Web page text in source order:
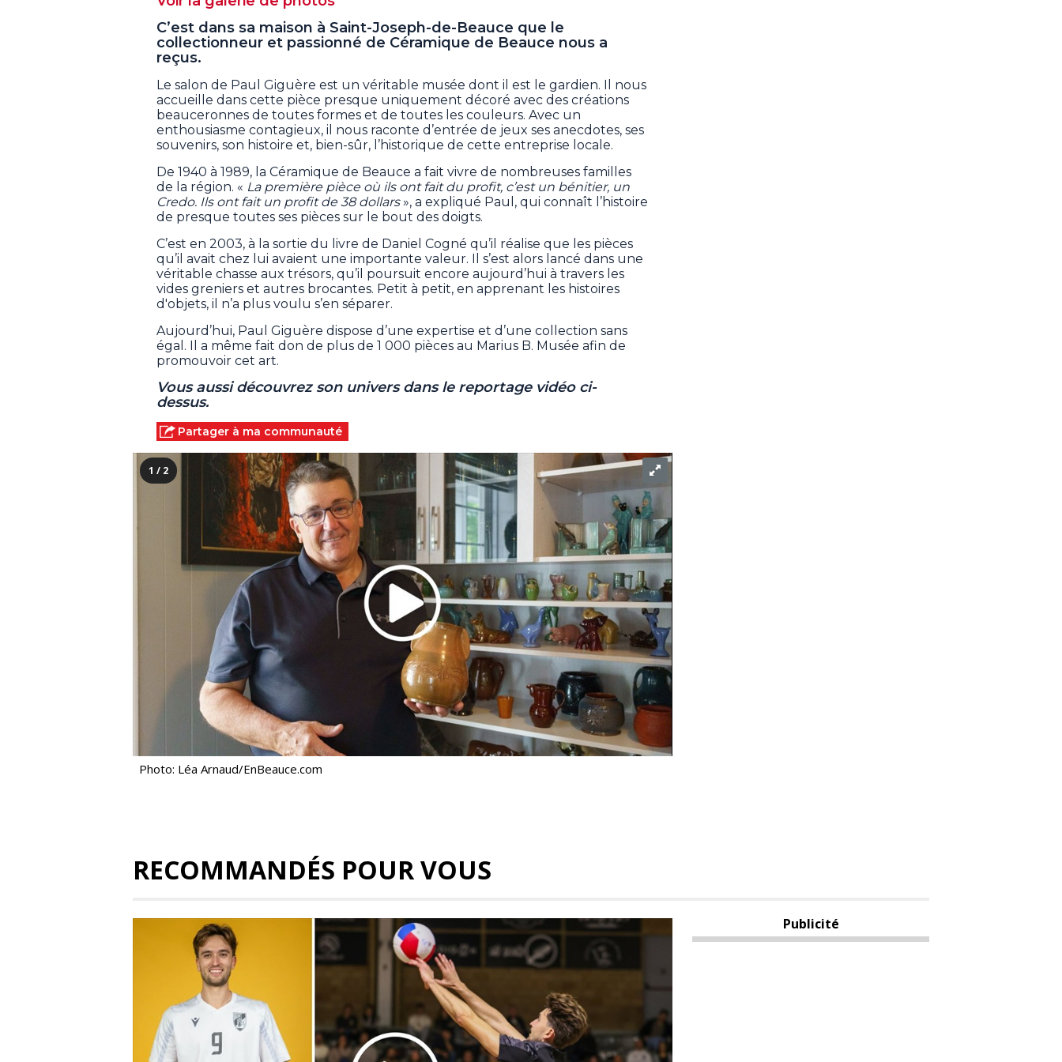
C’est dans sa maison à Saint-Joseph-de-Beauce que le
collectionneur et passionné de Céramique de Beauce nous a
reçus.
Le salon de Paul Giguère est un véritable musée dont il est le gardien. Il nous
accueille dans cette pièce presque uniquement décoré avec des créations
beauceronnes de toutes formes et de toutes les couleurs. Avec un
enthousiasme contagieux, il nous raconte d’entrée de jeux ses anecdotes, ses
souvenirs, son histoire et, bien-sûr, l’historique de cette entreprise locale.
De 1940 à 1989, la Céramique de Beauce a fait vivre de nombreuses familles
de la région. « La première pièce où ils ont fait du profit, c’est un bénitier, un
Credo. Ils ont fait un profit de 38 dollars», a expliqué Paul, qui connaît l’histoire
de presque toutes ses pièces sur le bout des doigts.
C’est en 2003, à la sortie du livre de Daniel Cogné qu’il réalise que les pièces
qu’il avait chez lui avaient une importante valeur. Il s’est alors lancé dans une
véritable chasse aux trésors, qu’il poursuit encore aujourd’hui à travers les
vides greniers et autres brocantes. Petit à petit, en apprenant les histoires
d'objets, il n’a plus voulu s’en séparer.
Aujourd’hui, Paul Giguère dispose d’une expertise et d’une collection sans
égal. Il a même fait don de plus de 1 000 pièces au Marius B. Musée afin de
promouvoir cet art.
Vous aussi découvrez son univers dans le reportage vidéo ci-
dessus.
Partager à ma communauté
1 / 2
Photo: Léa Arnaud/EnBeauce.com
RECOMMANDÉS POUR VOUS
Publicité